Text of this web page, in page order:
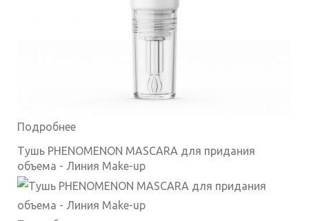
Подробнее
Тушь PHENOMENON MASCARA для придания
объема - Линия Make-up